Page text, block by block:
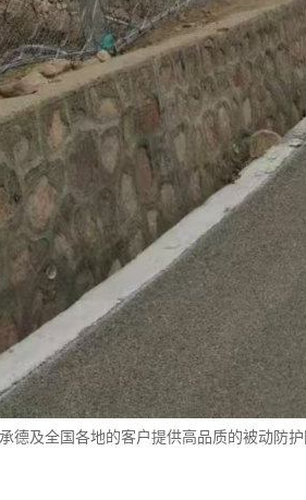
德及全国各地的客户提供高品质的被动防